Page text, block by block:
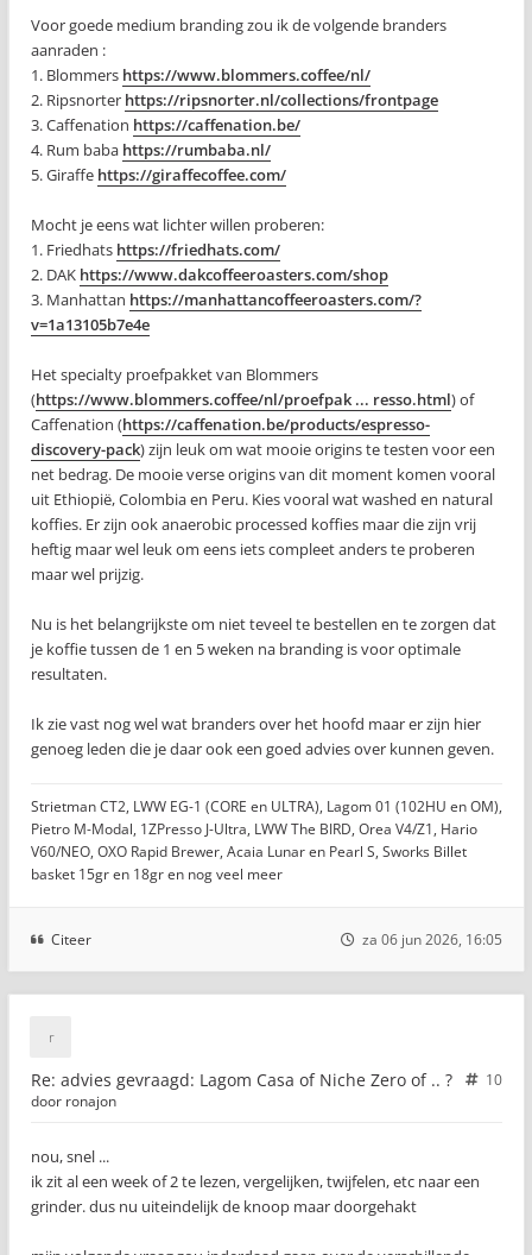
Voor goede medium branding zou ik de volgende branders
aanraden :
1. Blommers https://www.blommers.coffee/nl/
2. Ripsnorter https://ripsnorter.nl/collections/frontpage
3. Caffenation https://caffenation.be/
4. Rum baba https://rumbaba.nl/
5. Giraffe https://giraffecoffee.com/
Mocht je eens wat lichter willen proberen:
1. Friedhats https://friedhats.com/
2. DAK https://www.dakcoffeeroasters.com/shop
3. Manhattan https://manhattancoffeeroasters.com/?
v=1a13105b7e4e
Het specialty proefpakket van Blommers
(https://www.blommers.coffee/nl/proefpak ... resso.html) of
Caffenation (https://caffenation.be/products/espresso-
discovery-pack) zijn leuk om wat mooie origins te testen voor een
net bedrag. De mooie verse origins van dit moment komen vooral
uit Ethiopië, Colombia en Peru. Kies vooral wat washed en natural
koffies. Er zijn ook anaerobic processed koffies maar die zijn vrij
heftig maar wel leuk om eens iets compleet anders te proberen
maar wel prijzig.
Nu is het belangrijkste om niet teveel te bestellen en te zorgen dat
je koffie tussen de 1 en 5 weken na branding is voor optimale
resultaten.
Ik zie vast nog wel wat branders over het hoofd maar er zijn hier
genoeg leden die je daar ook een goed advies over kunnen geven.
Strietman CT2, LWW EG-1 (CORE en ULTRA), Lagom 01 (102HU en OM),
Pietro M-Modal, 1ZPresso J-Ultra, LWW The BIRD, Orea V4/Z1, Hario
V60/NEO, OXO Rapid Brewer, Acaia Lunar en Pearl S, Sworks Billet
basket 15gr en 18gr en nog veel meer
Citeer za 06 jun 2026, 16:05
Re: advies gevraagd: Lagom Casa of Niche Zero of .. ?
10
door ronajon
nou, snel ...
ik zit al een week of 2 te lezen, vergelijken, twijfelen, etc naar een
grinder. dus nu uiteindelijk de knoop maar doorgehakt